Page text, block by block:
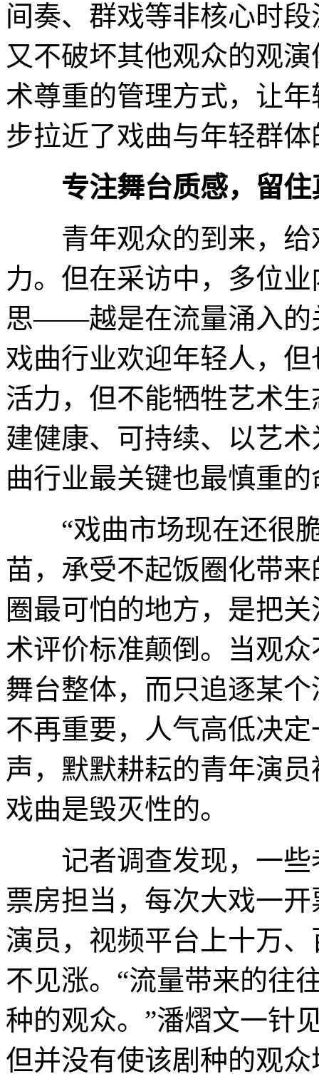
间奏、群戏等非核心时
又不破坏其他观众的观
术尊重的管理方式，让
步拉近了戏曲与年轻群
专注舞台质感，留
青年观众的到来，给
力。但在采访中，多位
思——越是在流量涌入的
戏曲行业欢迎年轻人，
活力，但不能牺牲艺术
建健康、可持续、以艺
曲行业最关键也最慎重
“戏曲市场现在还很脆
苗，承受不起饭圈化带
圈最可怕的地方，是把
术评价标准颠倒。当观
舞台整体，而只追逐某
不再重要，人气高低决
声，默默耕耘的青年演
戏曲是毁灭性的。
记者调查发现，一些
票房担当，每次大戏一
演员，视频平台上十万
不见涨。“流量带来的往
种的观众。”潘熠文一针
但并没有使该剧种的观